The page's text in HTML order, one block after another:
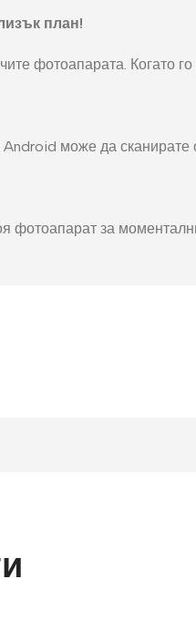
план!
фотоапарата. Когато
може да сканирате
за